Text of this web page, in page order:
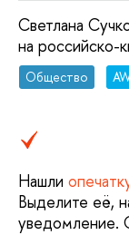
Светлана
на российско-
Общество
Нашли
Выделите её,
уведомление.